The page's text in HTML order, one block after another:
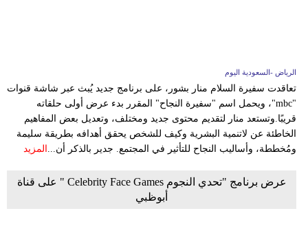
إعلام
تعليم
مرأة
علوم
الرياض -السعودية اليوم
تعاقدت سفيرة السلام منار بشور، على برنامج جديد يُبث عبر شاشة قنوات
"mbc"، ويحمل اسم "سفيرة النجاح" المقرر بدء عرض أولى حلقاته
قريبًا.وتستعد منار لتقديم محتوى جديد ومختلف، وتعديل بعض المفاهيم
الخاطئة عن لاتنمية البشرية وكيف للشخص يحقق أهدافه بطريقة سليمة
ومُخططة، وأساليب النجاح للتأثير في المجتمع. جدير بالذكر أن... المزيد
عرض برنامج "تحدي النجوم Celebrity Face Games " على قناة
أبوظبي